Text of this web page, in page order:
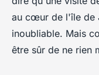
au cœur de l'île de
inoubliable. Mais
être sûr de ne rien